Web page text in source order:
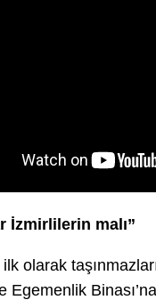
İzmirlilerin malı”
olarak
Egemenlik